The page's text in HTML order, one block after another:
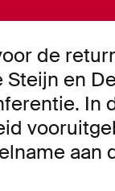
de
Steijn en
In
aan